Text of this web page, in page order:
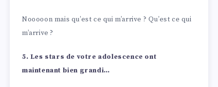
Nooooon mais qu’est ce qui m’arrive ? Qu’est ce qui
m’arrive ?
5. Les stars de votre adolescence ont
maintenant bien grandi…